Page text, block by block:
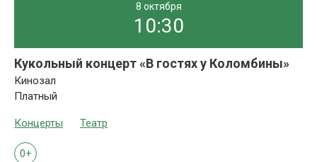
8 октября
10:30
Кукольный концерт «В гостях у Коломбины»
Кинозал
Платный
Концерты Театр
0+